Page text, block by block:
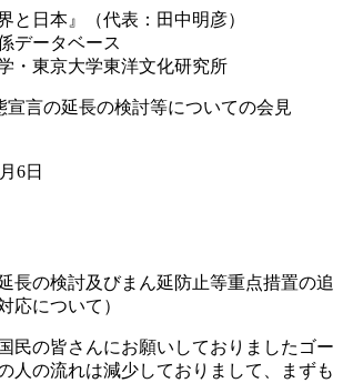
と日本』（代表：田中明彦）
データベース
・東京大学東洋文化研究所
言の延長の検討等についての会見
6日
長の検討及びまん延防止等重点措置の追
応について）
民の皆さんにお願いしておりましたゴー
人の流れは減少しておりまして、まずも